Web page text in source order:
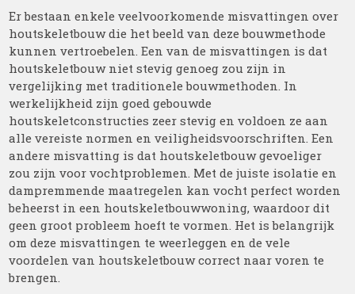
Er bestaan enkele veelvoorkomende misvattingen over
houtskeletbouw die het beeld van deze bouwmethode
kunnen vertroebelen. Een van de misvattingen is dat
houtskeletbouw niet stevig genoeg zou zijn in
vergelijking met traditionele bouwmethoden. In
werkelijkheid zijn goed gebouwde
houtskeletconstructies zeer stevig en voldoen ze aan
alle vereiste normen en veiligheidsvoorschriften. Een
andere misvatting is dat houtskeletbouw gevoeliger
zou zijn voor vochtproblemen. Met de juiste isolatie en
dampremmende maatregelen kan vocht perfect worden
beheerst in een houtskeletbouwwoning, waardoor dit
geen groot probleem hoeft te vormen. Het is belangrijk
om deze misvattingen te weerleggen en de vele
voordelen van houtskeletbouw correct naar voren te
brengen.